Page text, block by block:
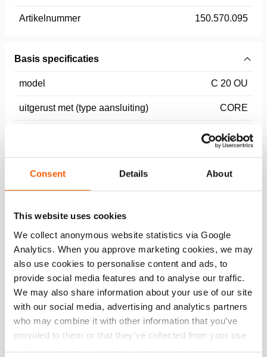
Consent Details About
This website uses cookies
We collect anonymous website statistics via Google
Analytics. When you approve marketing cookies, we may
also use cookies to personalise content and ads, to
provide social media features and to analyse our traffic.
We may also share information about your use of our site
with our social media, advertising and analytics partners
who may combine it with other information that you’ve
provided to them or that they’ve collected from your use
of their services. You can change your preferences via
Artikelnummer 150.570.095
Basis specificaties
model C 20 OU
uitgerust met (type aansluiting) CORE
720 / 72 (bar/MPa)
Algemene specificaties
Normen
Functies
Veiligheidskoppeling
Eén-stap auto-lock koppeling